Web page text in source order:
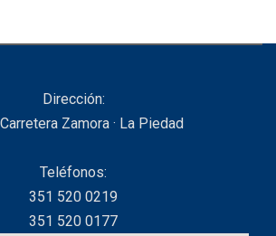
Dirección:
Zamora · La Piedad
Teléfonos:
351 520 0219
351 520 0177